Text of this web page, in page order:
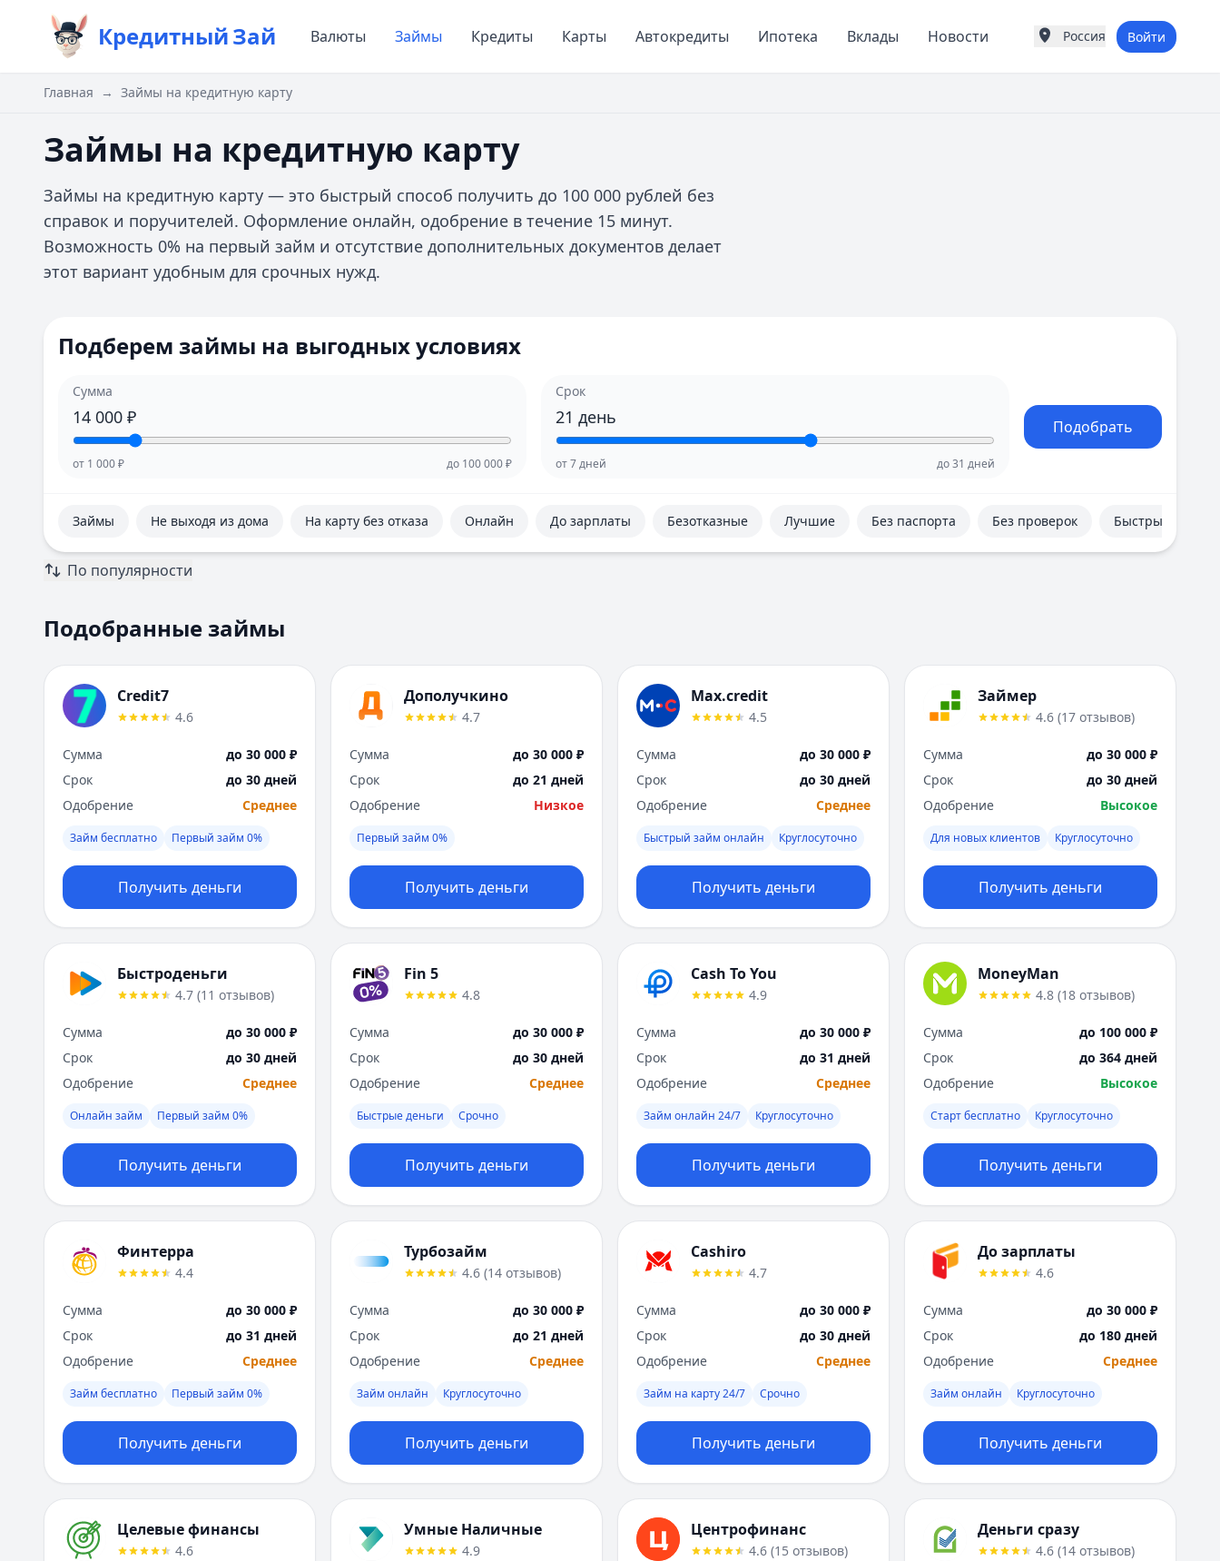
КредитныйЗай Валюты Займы Кредиты Карты Автокредиты Ипотека Вклады Новости
Города России
Екатеринбург
Иркутск
К
Курск
Л
Магнитогорск
Махачкала
Москва
Набережные Челны
Нижний Новгород
Новосибирск
Омск
Оренбург
Пермь
Ростов-на-Дону
С
Самара
Санкт-Петербург
Саратов
Севастополь
Сочи
Тула
Тюмень
У
Ульяновск
Уфа
Х
Хабаровск
Ч
Россия Войти
Главная → Займы на кредитную карту
Займы на кредитную карту
Займы на кредитную карту — это быстрый способ получить до 100 000 рублей без
справок и поручителей. Оформление онлайн, одобрение в течение 15 минут.
Возможность 0% на первый займ и отсутствие дополнительных документов делает
этот вариант удобным для срочных нужд.
Подберем займы на выгодных условиях
Сумма
14 000 ₽
от 1 000₽ до 100 000₽
Срок
21 день
от7дней до31 дней
Подобрать
Займы Не выходя из дома На карту без отказа Онлайн До зарплаты Безотказные Лучшие Без паспорта Без проверок Быстрые
По популярности
Подобранные займы
Credit7
4.6
Сумма
до 30 000 ₽
Срок
до 30 дней
Одобрение
Среднее
Займ бесплатно Первый займ 0%
Получить деньги
Дополучкино
4.7
Сумма
до 30 000 ₽
Срок
до 21 дней
Одобрение
Низкое
Первый займ 0%
Получить деньги
Max.credit
4.5
Сумма
до 30 000 ₽
Срок
до 30 дней
Одобрение
Среднее
Быстрый займ онлайн Круглосуточно
Получить деньги
Займер
4.6 (17 отзывов)
Сумма
до 30 000 ₽
Срок
до 30 дней
Одобрение
Высокое
Для новых клиентов Круглосуточно
Получить деньги
Быстроденьги
4.7 (11 отзывов)
Сумма
до 30 000 ₽
Срок
до 30 дней
Одобрение
Среднее
Онлайн займ Первый займ 0%
Получить деньги
Fin 5
4.8
Сумма
до 30 000 ₽
Срок
до 30 дней
Одобрение
Среднее
Быстрые деньги Срочно
Получить деньги
Cash To You
4.9
Сумма
до 30 000 ₽
Срок
до 31 дней
Одобрение
Среднее
Займ онлайн 24/7 Круглосуточно
Получить деньги
MoneyMan
4.8 (18 отзывов)
Сумма
до 100 000 ₽
Срок
до 364 дней
Одобрение
Высокое
Старт бесплатно Круглосуточно
Получить деньги
Финтерра
4.4
Сумма
до 30 000 ₽
Срок
до 31 дней
Одобрение
Среднее
Займ бесплатно Первый займ 0%
Получить деньги
Турбозайм
4.6 (14 отзывов)
Сумма
до 30 000 ₽
Срок
до 21 дней
Одобрение
Среднее
Займ онлайн Круглосуточно
Получить деньги
Cashiro
4.7
Сумма
до 30 000 ₽
Срок
до 30 дней
Одобрение
Среднее
Займ на карту 24/7 Срочно
Получить деньги
До зарплаты
4.6
Сумма
до 30 000 ₽
Срок
до 180 дней
Одобрение
Среднее
Займ онлайн Круглосуточно
Получить деньги
Целевые финансы
4.6
Умные Наличные
4.9
Центрофинанс
4.6 (15 отзывов)
Деньги сразу
4.6 (14 отзывов)